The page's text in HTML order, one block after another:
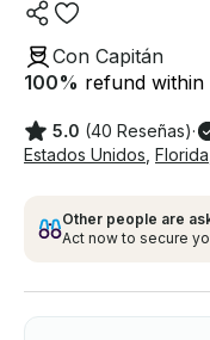
Con Capitán
100% refund within
5.0 (40 Reseñas)·
Estados Unidos Florida
Other people are
Act now to secure